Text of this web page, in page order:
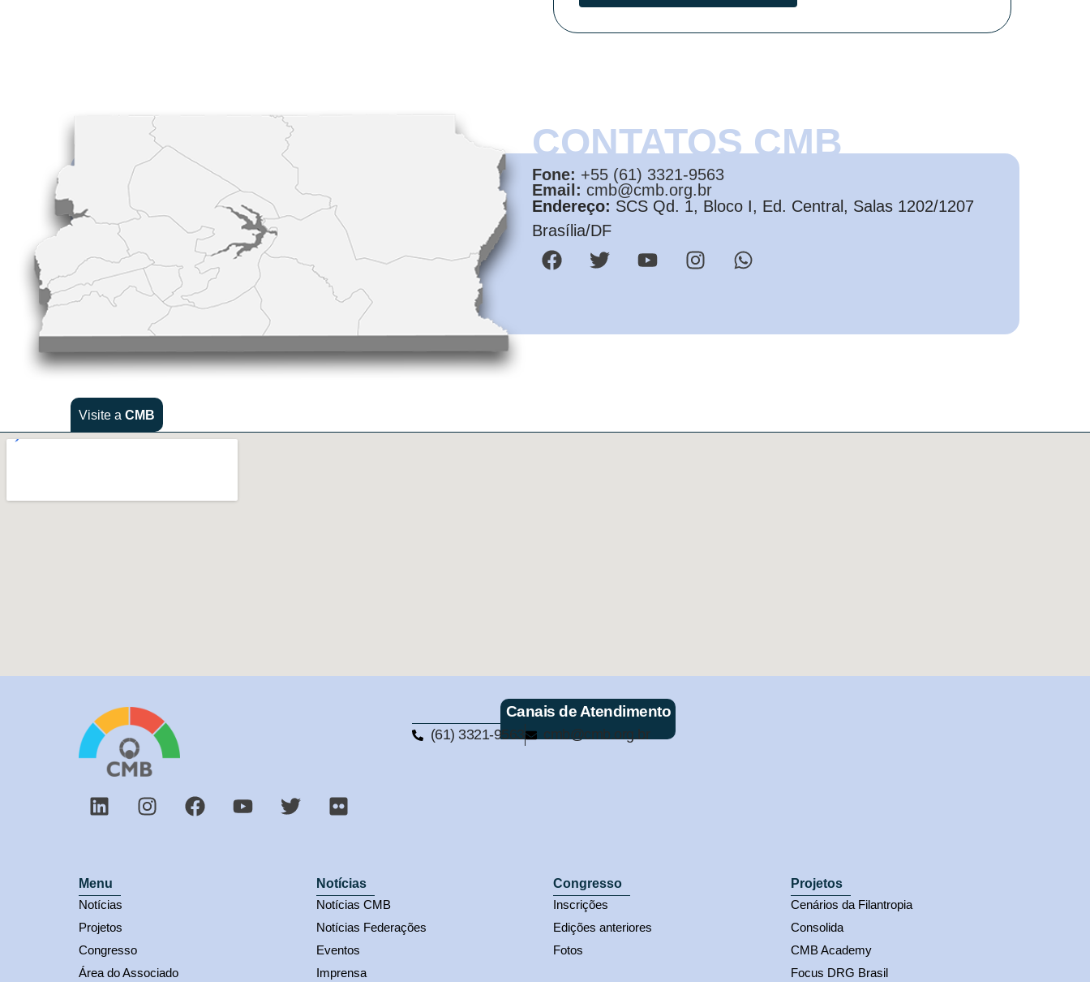
CONTATOS CMB
Fone: +55 (61) 3321-9563
Email: cmb@cmb.org.br
Endereço: SCS Qd. 1, Bloco I, Ed. Central, Salas 1202/1207
Brasília/DF
Visite a CMB
Canais de Atendimento
(61) 3321-9563 cmb@cmb.org.br
Menu
Notícias
Projetos
Congresso
Área do Associado
Notícias
Notícias CMB
Notícias Federações
Eventos
Imprensa
Congresso
Inscrições
Edições anteriores
Fotos
Projetos
Cenários da Filantropia
Consolida
CMB Academy
Focus DRG Brasil